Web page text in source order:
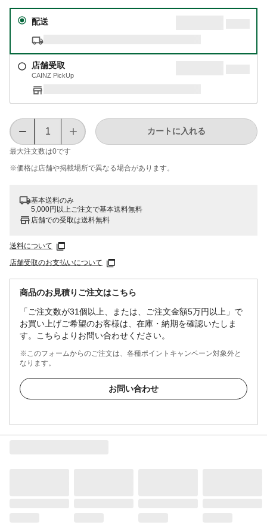
配送
店舗受取
CAINZ PickUp
最大注文数は0です
カートに入れる
※価格は​店舗や​掲載場所で​異なる​場合が​あります。
基本送料のみ
5,000円以上ご注文で基本送料無料
店舗での受取は送料無料
送料について
店舗受取のお支払いについて
商品のお見積りご注文はこちら
「ご注文数が31個以上、または、ご注文金額5万円以上」で
お買い上げご希望のお客様は、在庫・納期を確認いたしま
す。こちらよりお問い合わせください。
※このフォームからのご注文は、各種ポイントキャンペーン対象外と
なります。
お問い合わせ